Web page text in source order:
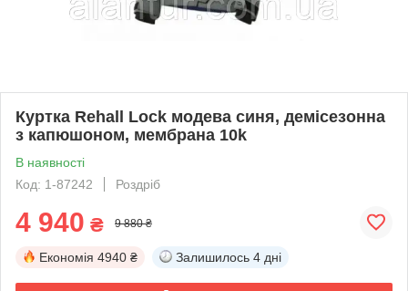
Куртка Rehall Lock модева синя, демісезонна
з капюшоном, мембрана 10k
В наявності
Код: 1-87242
Роздріб
4 940 ₴ 9 880 ₴
Економія 4940 ₴ Залишилось 4 дні